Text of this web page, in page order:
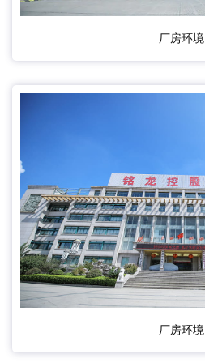
厂房环境
厂房环境